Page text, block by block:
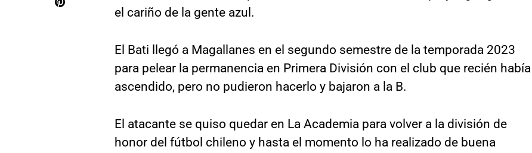
el cariño de la gente azul.
El Bati llegó a Magallanes en el segundo semestre de la temporada 2023
para pelear la permanencia en Primera División con el club que recién había
ascendido, pero no pudieron hacerlo y bajaron a la B.
El atacante se quiso quedar en La Academia para volver a la división de
honor del fútbol chileno y hasta el momento lo ha realizado de buena